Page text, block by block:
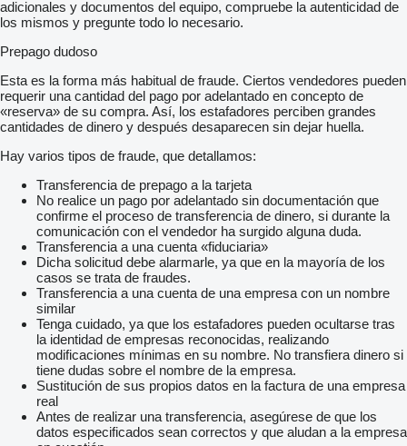
adicionales y documentos del equipo, compruebe la autenticidad de
los mismos y pregunte todo lo necesario.
Prepago dudoso
Esta es la forma más habitual de fraude. Ciertos vendedores pueden
requerir una cantidad del pago por adelantado en concepto de
«reserva» de su compra. Así, los estafadores perciben grandes
cantidades de dinero y después desaparecen sin dejar huella.
Hay varios tipos de fraude, que detallamos:
Transferencia de prepago a la tarjeta
No realice un pago por adelantado sin documentación que
confirme el proceso de transferencia de dinero, si durante la
comunicación con el vendedor ha surgido alguna duda.
Transferencia a una cuenta «fiduciaria»
Dicha solicitud debe alarmarle, ya que en la mayoría de los
casos se trata de fraudes.
Transferencia a una cuenta de una empresa con un nombre
similar
Tenga cuidado, ya que los estafadores pueden ocultarse tras
la identidad de empresas reconocidas, realizando
modificaciones mínimas en su nombre. No transfiera dinero si
tiene dudas sobre el nombre de la empresa.
Sustitución de sus propios datos en la factura de una empresa
real
Antes de realizar una transferencia, asegúrese de que los
datos especificados sean correctos y que aludan a la empresa